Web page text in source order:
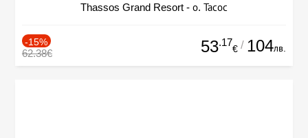
Thassos Grand Resort - о. Тасос
-15%
62.38€ 53.17
€ / 104лв.